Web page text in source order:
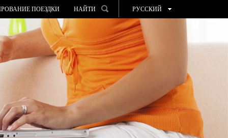
ПОЕЗДКИ НАЙТИ
РУССКИЙ
ESPAÑOL
VALENCIÀ
ENGLISH
FRANÇAIS